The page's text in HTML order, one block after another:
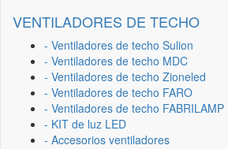
VENTILADORES DE TECHO
- Ventiladores de techo Sulion
- Ventiladores de techo MDC
- Ventiladores de techo Zioneled
- Ventiladores de techo FARO
- Ventiladores de techo FABRILAMP
- KIT de luz LED
- Accesorios ventiladores